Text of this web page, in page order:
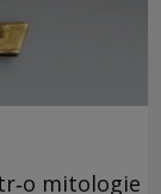
mitologie